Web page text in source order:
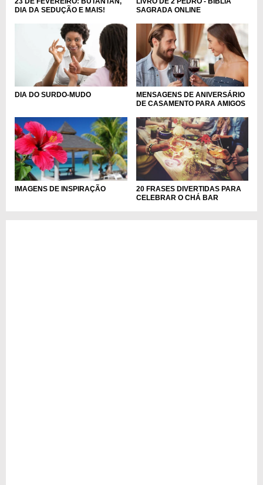
DIA DA SEDUÇÃO E MAIS!
SAGRADA ONLINE
DIA DO SURDO-MUDO
MENSAGENS DE ANIVERSÁRIO
DE CASAMENTO PARA AMIGOS
IMAGENS DE INSPIRAÇÃO
20 FRASES DIVERTIDAS PARA
CELEBRAR O CHÁ BAR